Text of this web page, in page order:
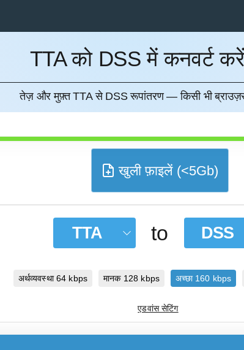
TTA को DSS में कनवर्ट करें
तेज़ और मुफ़्त TTA से DSS रूपांतरण — किसी भी
खुली फ़ाइलें (<5Gb)
TTA to DSS
अर्थव्यवस्था 64 kbps मानक 128 kbps अच्छा 160 kbps
एडवांस सेटिंग